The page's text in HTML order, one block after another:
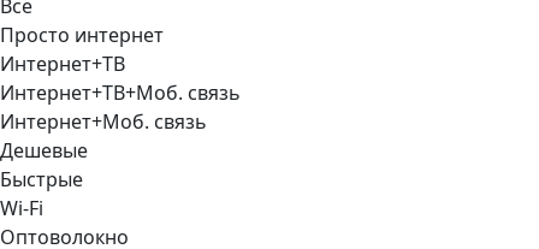
Все
Просто интернет
Интернет+ТВ
Интернет+ТВ+Моб. связь
Интернет+Моб. связь
Дешевые
Быстрые
Wi-Fi
Оптоволокно